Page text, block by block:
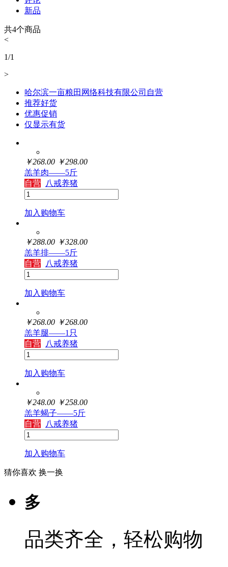
新品
共4个商品
<
1/1
>
哈尔滨一亩粮田网络科技有限公司自营
推荐好货
优惠促销
仅显示有货
￥268.00 ￥298.00
羔羊肉——5斤
自营
八戒养猪
加入购物车
￥288.00 ￥328.00
羔羊排——5斤
自营
八戒养猪
加入购物车
￥268.00 ￥268.00
羔羊腿——1只
自营
八戒养猪
加入购物车
￥248.00 ￥258.00
羔羊蝎子——5斤
自营
八戒养猪
加入购物车
猜你喜欢 换一换
多
品类齐全，轻松购物